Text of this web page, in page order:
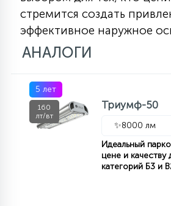
стремится создать
эффективное наружное
АНАЛОГИ
5 лет
160
лт/вт
Триумф-50
✨8000 лм
Идеальный
цене и
категорий Б3 и